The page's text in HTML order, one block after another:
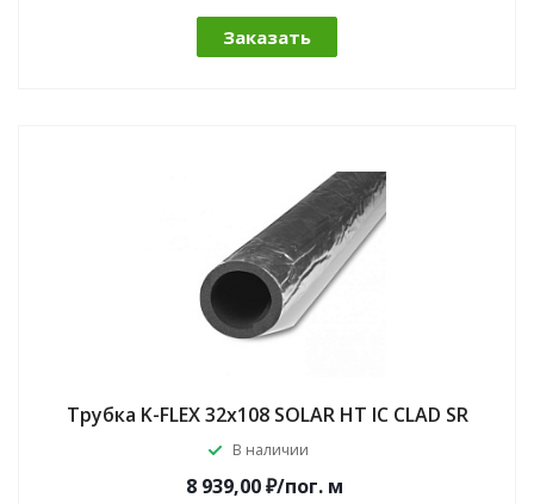
Заказать
Трубка K-FLEX 32x108 SOLAR HT IC CLAD SR
В наличии
8 939,00 ₽/пог.м